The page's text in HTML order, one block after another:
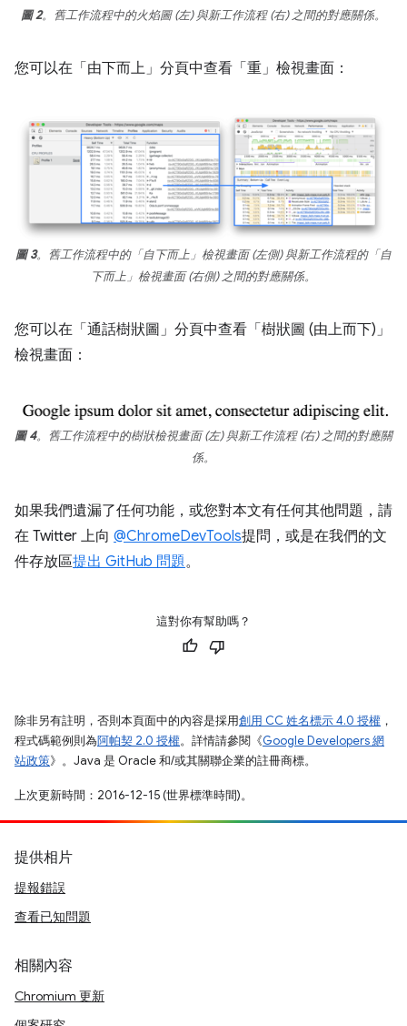
圖 2。舊工作流程中的火焰圖 (左) 與新工作流程 (右) 之間的對應關係。
您可以在「由下而上」分頁中查看「重」 檢視畫面：
圖 3。舊工作流程中的「自下而上」檢視畫面 (左側) 與新工作流程的「自
下而上」檢視畫面 (右側) 之間的對應關係。
您可以在「通話樹狀圖」 分頁中查看「樹狀圖 (由上而下)」
檢視畫面：
圖 4。舊工作流程中的樹狀檢視畫面 (左) 與新工作流程 (右) 之間的對應關
係。
如果我們遺漏了任何功能，或您對本文有任何其他問題，請
在 Twitter 上向 @ChromeDevTools提問，或是在我們的文
件存放區提出 GitHub 問題。
這對你有幫助嗎？
除非另有註明，否則本頁面中的內容是採用創用 CC 姓名標示 4.0 授權 ，
程式碼範例則為阿帕契 2.0 授權。詳情請參閱《Google Developers 網
站政策》。Java 是 Oracle 和/或其關聯企業的註冊商標。
上次更新時間：2016-12-15 (世界標準時間)。
提供相片
提報錯誤
查看已知問題
相關內容
Chromium 更新